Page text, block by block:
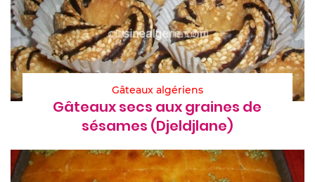
Gâteaux algériens
Gâteaux secs aux graines de
sésames (Djeldjlane)